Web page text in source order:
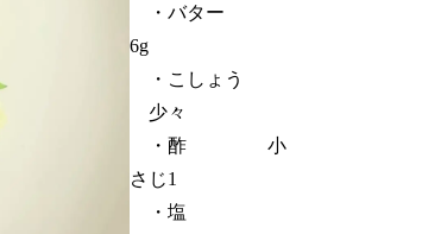
・バター
6g
・こしょう
少々
・酢 小
さじ1
・塩